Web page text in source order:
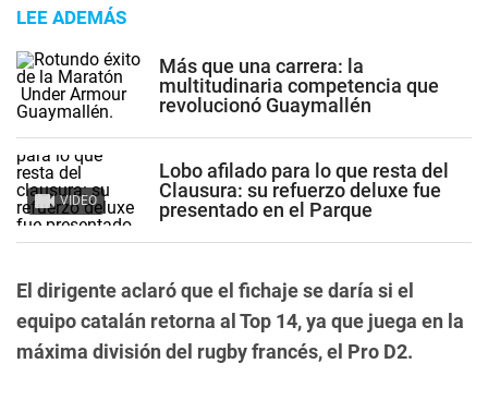
LEE ADEMÁS
Más que una carrera: la
multitudinaria competencia que
revolucionó Guaymallén
VIDEO
Lobo afilado para lo que resta del
Clausura: su refuerzo deluxe fue
presentado en el Parque
El dirigente aclaró que el fichaje se daría si el
equipo catalán retorna al Top 14, ya que juega en la
máxima división del rugby francés, el Pro D2.